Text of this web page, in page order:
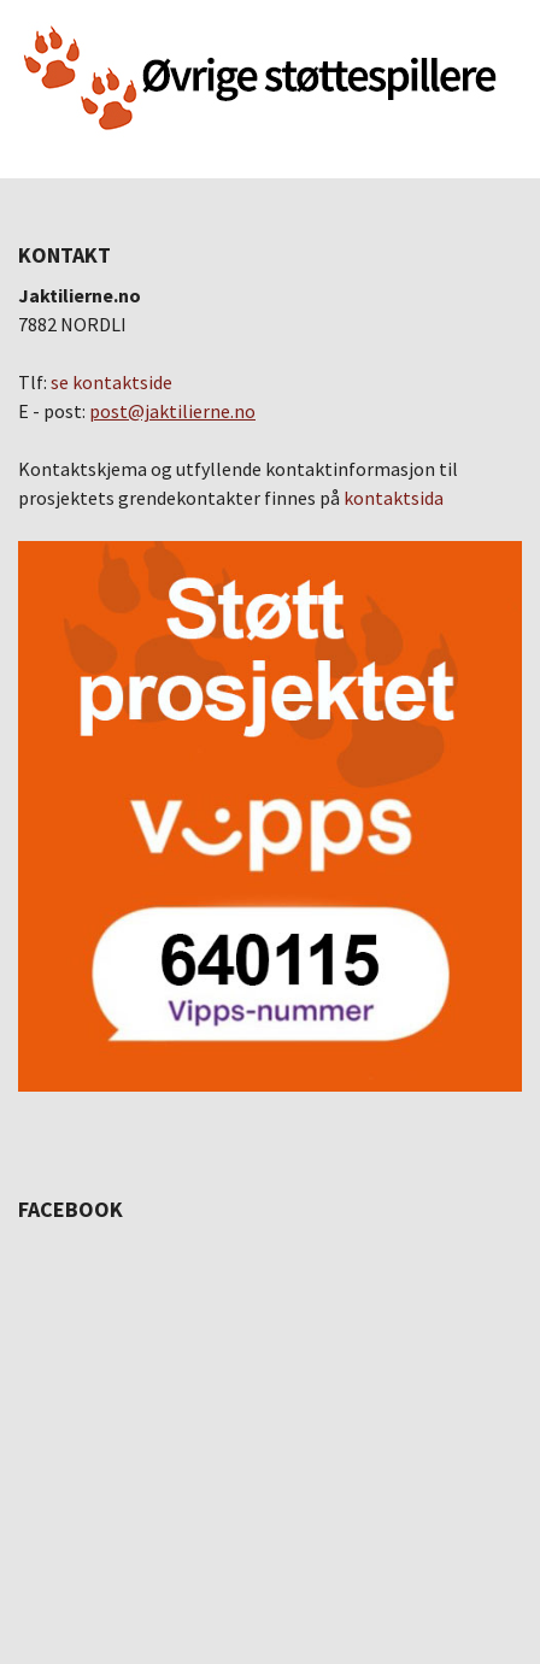
KONTAKT
Jaktilierne.no
7882 NORDLI
Tlf: se kontaktside
E - post: post@jaktilierne.no
Kontaktskjema og utfyllende kontaktinformasjon til
prosjektets grendekontakter finnes på kontaktsida
FACEBOOK